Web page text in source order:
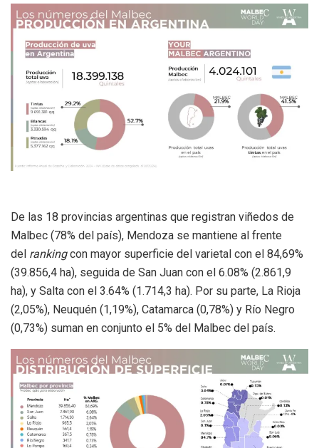
De las 18 provincias argentinas que registran viñedos de
Malbec (78% del país), Mendoza se mantiene al frente
del rankingcon mayor superficie del varietal con el 84,69%
(39.856,4 ha), seguida de San Juan con el 6.08% (2.861,9
ha), y Salta con el 3.64% (1.714,3 ha). Por su parte, La Rioja
(2,05%), Neuquén (1,19%), Catamarca (0,78%) y Río Negro
(0,73%) suman en conjunto el 5% del Malbec del país.